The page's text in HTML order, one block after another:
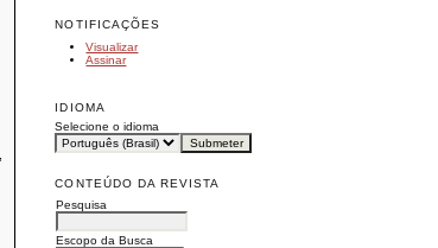
NOTIFICAÇÕES
Visualizar
Assinar
IDIOMA
Selecione o idioma
CONTEÚDO DA REVISTA
Pesquisa
Escopo da Busca